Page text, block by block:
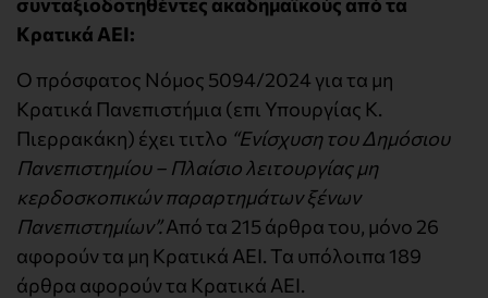
συνταξιοδοτηθέντες ακαδημαϊκούς από τα
Κρατικά ΑΕΙ:
Ο πρόσφατος Νόμος 5094/2024 για τα μη
Κρατικά Πανεπιστήμια (επι Υπουργίας Κ.
Πιερρακάκη) έχει τιτλο “Ενίσχυση του Δημόσιου
Πανεπιστημίου – Πλαίσιο λειτουργίας μη
κερδοσκοπικών παραρτημάτων ξένων
Πανεπιστημίων”.Aπό τα 215 άρθρα του, μόνο 26
αφορούν τα μη Κρατικά ΑΕΙ. Τα υπόλοιπα 189
άρθρα αφορούν τα Κρατικά ΑΕΙ.